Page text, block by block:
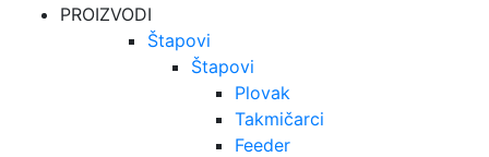
PROIZVODI
Štapovi
Štapovi
Plovak
Takmičarci
Feeder